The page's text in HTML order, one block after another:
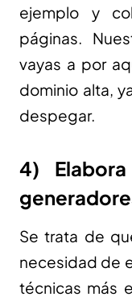
ejemplo y
páginas.
vayas a por
dominio alta,
despegar.
4)
Se trata de
necesidad de
técnicas más